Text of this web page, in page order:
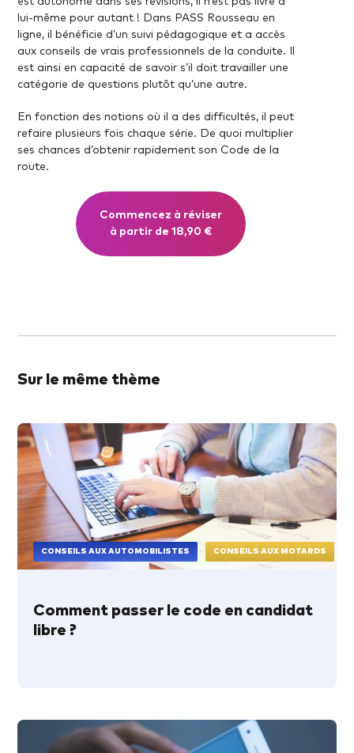
lui-même pour autant ! Dans PASS Rousseau en
ligne, il bénéficie d’un suivi pédagogique et a accès
aux conseils de vrais professionnels de la conduite. Il
est ainsi en capacité de savoir s’il doit travailler une
catégorie de questions plutôt qu’une autre.
En fonction des notions où il a des difficultés, il peut
refaire plusieurs fois chaque série. De quoi multiplier
ses chances d’obtenir rapidement son Code de la
route.
Commencez à réviser
à partir de 18,90 €
Sur le même thème
CONSEILS AUX AUTOMOBILISTES CONSEILS AUX MOTARDS
Comment passer le code en candidat
libre ?